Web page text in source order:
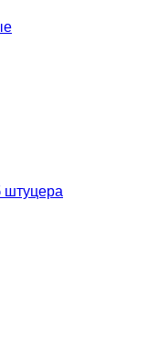
штуцера